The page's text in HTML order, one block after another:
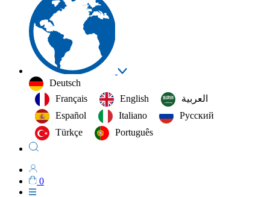
Deutsch
Français
English
العربية‏
Español
Italiano
Русский
Türkçe
Português
0